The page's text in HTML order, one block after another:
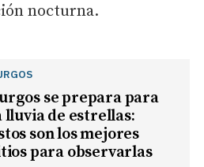
nocturna.
se prepara para
lluvia de estrellas:
son los mejores
para observarlas